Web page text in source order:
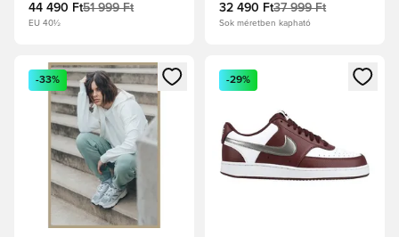
44 490 Ft51 999 Ft
EU 40½
32 490 Ft37 999 Ft
Sok méretben kapható
Megnyit egy modált a bejelentkezéshez vagy a tagként
-33%
Megnyit egy modált a
-29%